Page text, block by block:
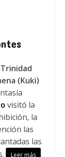
Trinidad
(Kuki)
visitó la
la
las
las
Leer más